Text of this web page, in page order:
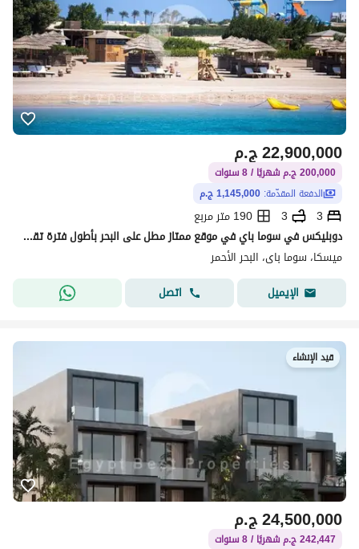
ج.م22,900,000
200,000 ج.م شهريًا / 8 سنوات
الدفعة المقدّمة: 1,145,000 ج.م
3
3
190 متر مربع
دوبليكس في سوما باي في موقع ممتاز مطل على البحر بأطول فترة تقسيط
ميسكا، سوما باى، البحر الأحمر
الإيميل
اتصل
قيد الإنشاء
ج.م24,500,000
242,447 ج.م شهريًا / 8 سنوات